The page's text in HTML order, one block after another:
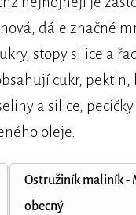
dále značné
stopy silice a
cukr, pektin,
a silice,
oleje.
Ostružiník maliník -
obecný